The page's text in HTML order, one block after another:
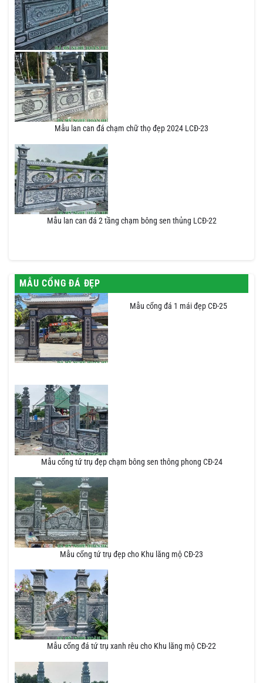
Mẫu lan can đá chạm chữ thọ đẹp 2024 LCĐ-23
Mẫu lan can đá 2 tầng chạm bông sen thủng LCĐ-22
MẪU CỔNG ĐÁ ĐẸP
Mẫu cổng đá 1 mái đẹp CĐ-25
Mẫu cổng tứ trụ đẹp chạm bông sen thông phong CĐ-24
Mẫu cổng tứ trụ đẹp cho Khu lăng mộ CĐ-23
Mẫu cổng đá tứ trụ xanh rêu cho Khu lăng mộ CĐ-22